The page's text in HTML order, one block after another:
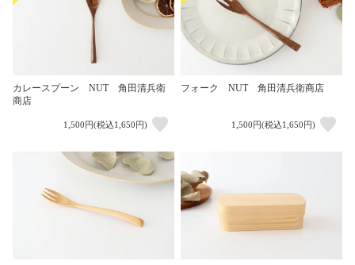
カレースプーン NUT 角田清兵衛
商店
1,500円(税込1,650円)
フォーク NUT 角田清兵衛商店
1,500円(税込1,650円)